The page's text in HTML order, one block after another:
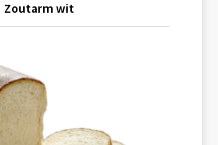
Zoutarm wit